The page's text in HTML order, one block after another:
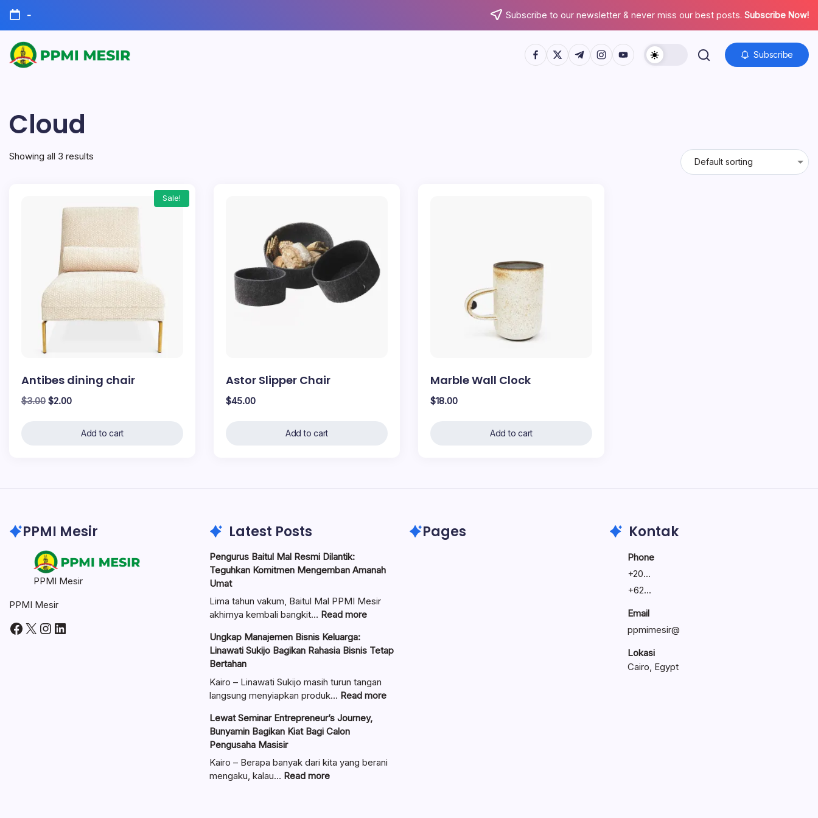
Skip
content
- Subscribe to our newsletter & never miss our best posts. Subscribe Now!
https://www.facebook.com/
https://twitter.com/
https://t.me/
https://www.instagram.com/
https://youtube.com/ Subscribe
Cloud
Showing all 3 results
Sale!
Antibes dining chair
$3.00 Original
$2.00Current
Add to cart
Astor Slipper Chair
$45.00
Add to cart
Marble Wall Clock
$18.00
Add to cart
PPMI Mesir
PPMI Mesir
PPMI Mesir
Facebook
X Instagram
LinkedIn
Latest Posts
Pengurus Baitul Mal Resmi Dilantik:
Teguhkan Komitmen Mengemban Amanah
Umat
Lima tahun vakum, Baitul Mal PPMI Mesir
akhirnya kembali bangkit… Read more:
Mal
Dilantik:
Teguhkan
Mengemban
Ungkap Manajemen Bisnis Keluarga:
Linawati Sukijo Bagikan Rahasia Bisnis Tetap
Bertahan
Kairo – Linawati Sukijo masih turun tangan
langsung menyiapkan produk… Read more:
Linawati
Lewat Seminar Entrepreneur’s Journey,
Bunyamin Bagikan Kiat Bagi Calon
Pengusaha Masisir
Kairo – Berapa banyak dari kita yang berani
mengaku, kalau… Read more:
Pages Kontak
Phone
+20...
+62...
Email
ppmimesir@
Lokasi
Cairo, Egypt